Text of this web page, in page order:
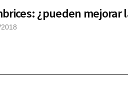
¿pueden mejorar